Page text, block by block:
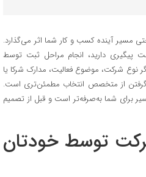
مسیر آینده کسب ‌و کار شما اثر می‌گذارد.
پیگیری دارید، انجام مراحل ثبت توسط
نوع شرکت، موضوع فعالیت، مدارک شرکا یا
گرفتن از متخصص انتخاب مطمئن‌تری است.
برای شما به‌صرفه‌تر است و قبل از تصمیم
توسط خودتان